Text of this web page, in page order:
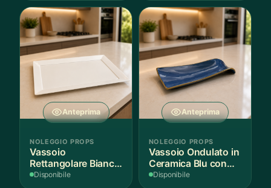
Anteprima
NOLEGGIO PROPS
Vassoio
Rettangolare Bianco
per Scenografie
Disponibile
Anteprima
NOLEGGIO PROPS
Vassoio Ondulato in
Ceramica Blu con
Bordo Dorato
Disponibile